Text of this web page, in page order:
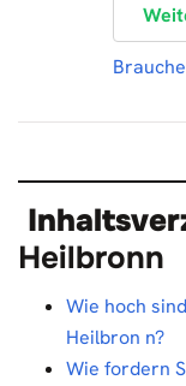
Heilbronn
Wie hoch
Heilbron n?
Wie fordern